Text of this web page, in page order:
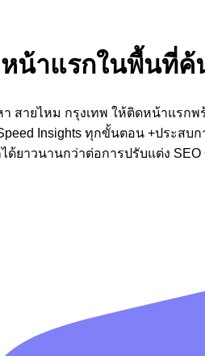
น้าแรกในพื้นที่ค้
ายไหม กรุงเทพ ให้ติดหน้าแรกพ
Insights ทุกขั้นตอน +ประ
ด้ยาวนานกว่าต่อการปรับแต่ง